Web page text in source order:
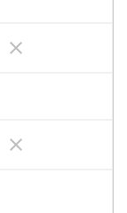
clear
clear